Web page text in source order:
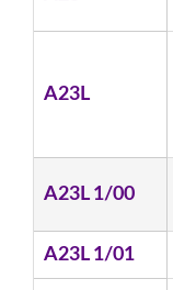
A23L
A23L 1/00
A23L 1/01